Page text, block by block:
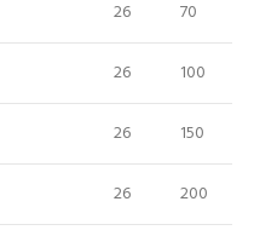
26 70
26 100
26 150
26 200